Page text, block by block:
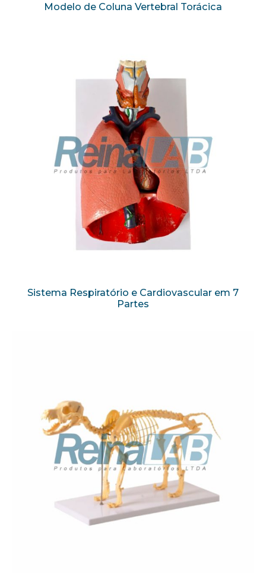
Modelo de Coluna Vertebral Torácica
Sistema Respiratório e Cardiovascular em 7
Partes